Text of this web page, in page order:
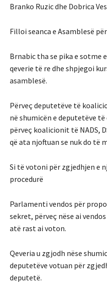
Branko Ruzic dhe Dobrica
Filloi seanca e Asamblesë
Brnabic tha se pika e sotme
qeverie të re dhe shpjegoi
asamblesë.
Përveç deputetëve të
në shumicën e deputetëve
përveç koalicionit të NADS,
që ata njoftuan se nuk do të
Si të votoni për zgjedhjen e
procedurë
Parlamenti vendos për
sekret, përveç nëse ai
atë rast ai voton.
Qeveria u zgjodh nëse
deputetëve votuan për
deputetë.